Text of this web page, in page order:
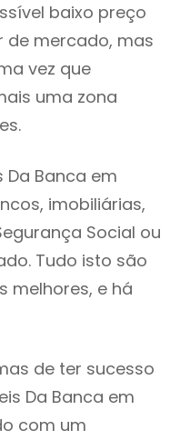
baixo preço
de mercado, mas
vez que
uma zona
Da Banca em
imobiliárias,
Social ou
Tudo isto são
melhores, e há
de ter sucesso
Da Banca em
com um